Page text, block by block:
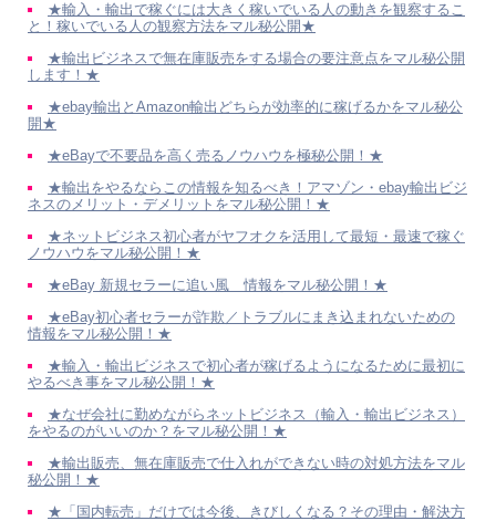
★輸入・輸出で稼ぐには大きく稼いでいる人の動きを観察するこ
と！稼いでいる人の観察方法をマル秘公開★
★輸出ビジネスで無在庫販売をする場合の要注意点をマル秘公開
します！★
★ebay輸出とAmazon輸出どちらが効率的に稼げるかをマル秘公
開★
★eBayで不要品を高く売るノウハウを極秘公開！★
★輸出をやるならこの情報を知るべき！アマゾン・ebay輸出ビジ
ネスのメリット・デメリットをマル秘公開！★
★ネットビジネス初心者がヤフオクを活用して最短・最速で稼ぐ
ノウハウをマル秘公開！★
★eBay 新規セラーに追い風 情報をマル秘公開！★
★eBay初心者セラーが詐欺／トラブルにまき込まれないための
情報をマル秘公開！★
★輸入・輸出ビジネスで初心者が稼げるようになるために最初に
やるべき事をマル秘公開！★
★なぜ会社に勤めながらネットビジネス（輸入・輸出ビジネス）
をやるのがいいのか？をマル秘公開！★
★輸出販売、無在庫販売で仕入れができない時の対処方法をマル
秘公開！★
★「国内転売」だけでは今後、きびしくなる？その理由・解決方